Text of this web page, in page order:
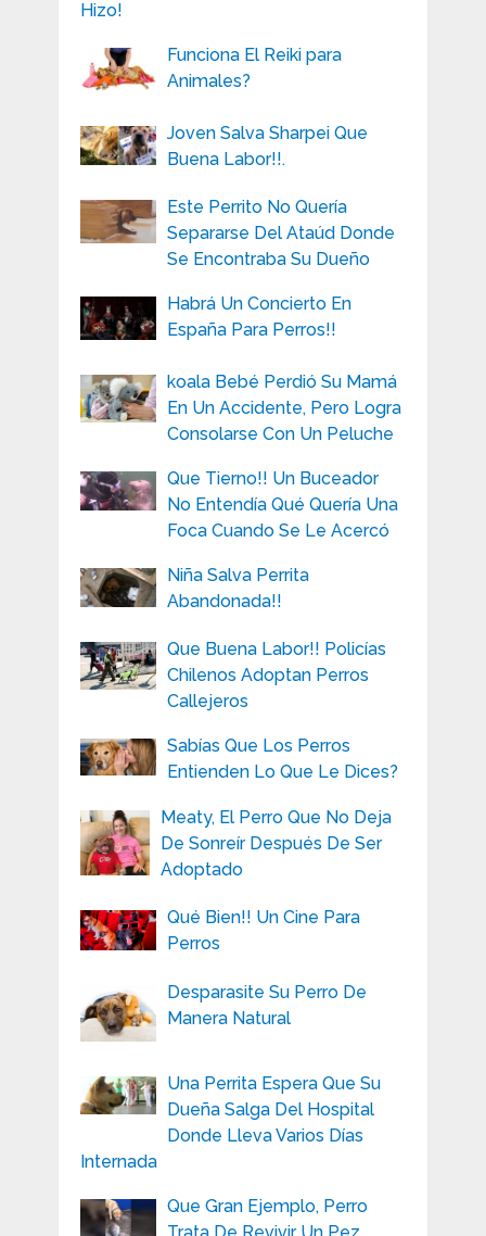
Hizo!
Funciona El Reiki para
Animales?
Joven Salva Sharpei Que
Buena Labor!!.
Este Perrito No Quería
Separarse Del Ataúd Donde
Se Encontraba Su Dueño
Habrá Un Concierto En
España Para Perros!!
koala Bebé Perdió Su Mamá
En Un Accidente, Pero Logra
Consolarse Con Un Peluche
Que Tierno!! Un Buceador
No Entendía Qué Quería Una
Foca Cuando Se Le Acercó
Niña Salva Perrita
Abandonada!!
Que Buena Labor!! Policías
Chilenos Adoptan Perros
Callejeros
Sabías Que Los Perros
Entienden Lo Que Le Dices?
Meaty, El Perro Que No Deja
De Sonreír Después De Ser
Adoptado
Qué Bien!! Un Cine Para
Perros
Desparasite Su Perro De
Manera Natural
Una Perrita Espera Que Su
Dueña Salga Del Hospital
Donde Lleva Varios Días
Internada
Que Gran Ejemplo, Perro